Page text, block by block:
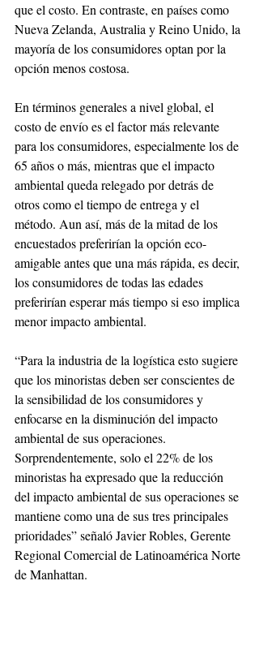
que el costo. En contraste, en países como
Nueva Zelanda, Australia y Reino Unido, la
mayoría de los consumidores optan por la
opción menos costosa.
En términos generales a nivel global, el
costo de envío es el factor más relevante
para los consumidores, especialmente los de
65 años o más, mientras que el impacto
ambiental queda relegado por detrás de
otros como el tiempo de entrega y el
método. Aun así, más de la mitad de los
encuestados preferirían la opción eco-
amigable antes que una más rápida, es decir,
los consumidores de todas las edades
preferirían esperar más tiempo si eso implica
menor impacto ambiental.
“Para la industria de la logística esto sugiere
que los minoristas deben ser conscientes de
la sensibilidad de los consumidores y
enfocarse en la disminución del impacto
ambiental de sus operaciones.
Sorprendentemente, solo el 22% de los
minoristas ha expresado que la reducción
del impacto ambiental de sus operaciones se
mantiene como una de sus tres principales
prioridades” señaló Javier Robles, Gerente
Regional Comercial de Latinoamérica Norte
de Manhattan.